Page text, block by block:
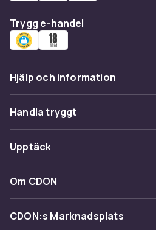
Trygg e-handel
Hjälp och information
Vanliga frågor
Spåra paket
Ångra & Returnera här
Kundservice
Handla tryggt
Betalning
Leverans
Återkallelser
Upptäck
Kategorier
Varumärken
Om CDON
Om oss
CDON:s Marknadsplats